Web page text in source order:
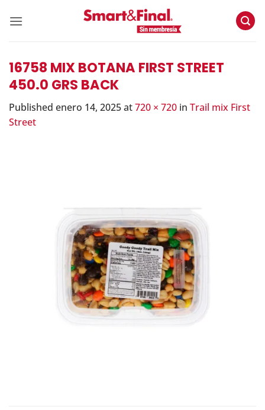
16758 MIX BOTANA FIRST STREET
450.0 GRS BACK
Published enero 14, 2025at720 × 720 in Trail mix First
Street